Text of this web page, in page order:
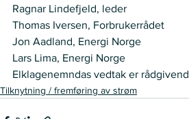
Ragnar Lindefjeld, leder
Thomas Iversen, Forbrukerrådet
Jon Aadland, Energi Norge
Lars Lima, Energi Norge
Elklagenemndas vedtak er
Tilknytning / fremføring av strøm